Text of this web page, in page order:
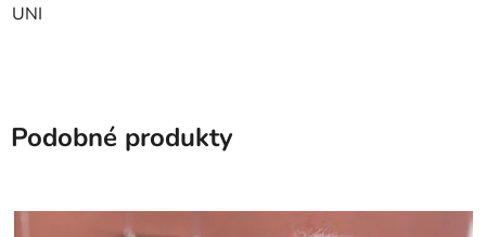
UNI
Podobné produkty